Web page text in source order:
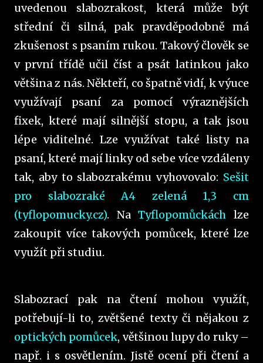
uvedenou slabozrakost, která může být
střední či silná, pak pravděpodobně má
zkušenost s psaním rukou. Takový člověk se
v první třídě učil číst a psát latinkou jako
většina z nás. Někteří, co špatně vidí, k výuce
využívají psaní za pomocí výraznějších
fixek, které mají silnější stopu, a tak jsou
lépe viditelné. Lze využívat také listy na
psaní, které mají linky od sebe více vzdáleny
tak, aby to slabozrakému vyhovovalo: Sešit
pro slabozraké A4 zelená 1,3 cm
(tyflopomucky.cz). NaTyflopomůckách lze
zakoupit více takových pomůcek, které lze
využít při studiu.
Slabozrací pak na čtení mohou využít,
potřebují-li to, zvětšené texty či nějakou z
optických pomůcek, většinou lupy do ruky –
např. i s osvětlením. Jistě ocení při čtení a